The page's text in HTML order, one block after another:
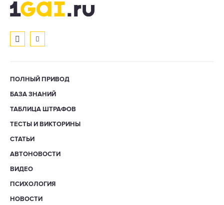
ПОЛНЫЙ ПРИВОД
БАЗА ЗНАНИЙ
ТАБЛИЦА ШТРАФОВ
ТЕСТЫ И ВИКТОРИНЫ
СТАТЬИ
АВТОНОВОСТИ
ВИДЕО
ПСИХОЛОГИЯ
НОВОСТИ